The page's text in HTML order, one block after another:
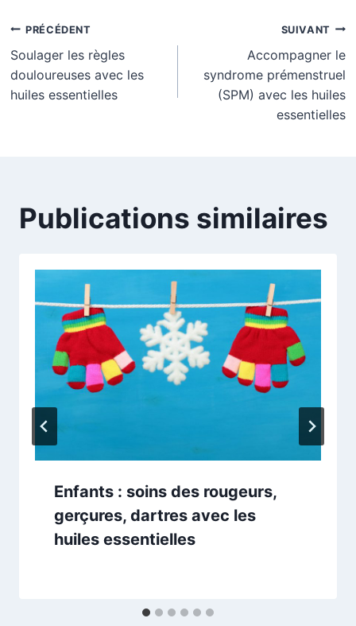
Navigation
de
l’article
PRÉCÉDENT
Soulager les règles
douloureuses avec les
huiles essentielles
SUIVANT
Accompagner le
syndrome prémenstruel
(SPM) avec les huiles
essentielles
Publications similaires
Enfants : soins des rougeurs,
gerçures, dartres avec les
huiles essentielles